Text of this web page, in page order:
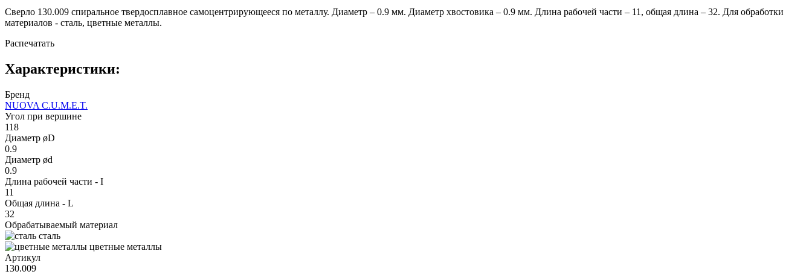
Сверло 130.009 спиральное твердосплавное самоцентрирующееся по металлу. Диаметр – 0.9 мм. Диаметр хвостовика – 0.9 мм. Длина рабочей части – 11, общая длина – 32. Для обработки
материалов - сталь, цветные металлы.
Распечатать
Характеристики:
Бренд
NUOVA C.U.M.E.T.
Угол при вершине
118
Диаметр øD
0.9
Диаметр ød
0.9
Длина рабочей части - I
11
Общая длина - L
32
Обрабатываемый материал
сталь
цветные металлы
Артикул
130.009